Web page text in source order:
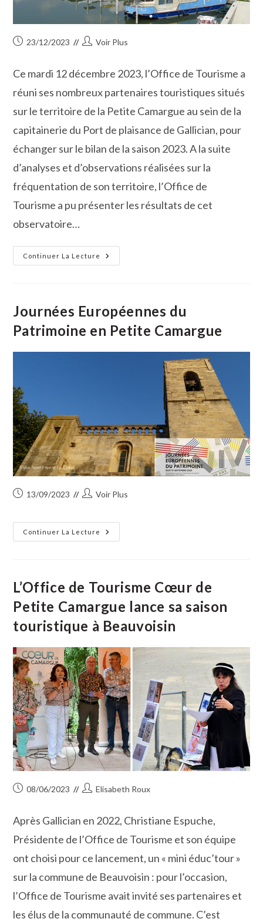
Publication
23/12/2023
Auteur/autrice
publication :
Voir Plus
Ce mardi 12 décembre 2023, l’Office de Tourisme a
réuni ses nombreux partenaires touristiques situés
sur le territoire de la Petite Camargue au sein de la
capitainerie du Port de plaisance de Gallician, pour
échanger sur le bilan de la saison 2023. A la suite
d’analyses et d’observations réalisées sur la
fréquentation de son territoire, l’Office de
Tourisme a pu présenter les résultats de cet
observatoire…
Continuer La Lecture
L’Office
De
Camargue
Fait
Son
Bilan
De
2023
Journées Européennes du
Patrimoine en Petite Camargue
Publication
13/09/2023
Auteur/autrice
publication :
Voir Plus
Continuer La Lecture
Journées
Européennes
Camargue
L’Office de Tourisme Cœur de
Petite Camargue lance sa saison
touristique à Beauvoisin
Publication
08/06/2023
Auteur/autrice
publication :
Elisabeth Roux
Après Gallician en 2022, Christiane Espuche,
Présidente de l’Office de Tourisme et son équipe
ont choisi pour ce lancement, un « mini éduc’tour »
sur la commune de Beauvoisin : pour l’occasion,
l’Office de Tourisme avait invité ses partenaires et
les élus de la communauté de commune. C’est